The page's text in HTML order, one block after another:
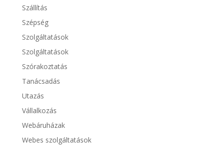
Szállítás
Szépség
Szolgáltatások
Szolgáltatások
Szórakoztatás
Tanácsadás
Utazás
Vállalkozás
Webáruházak
Webes szolgáltatások